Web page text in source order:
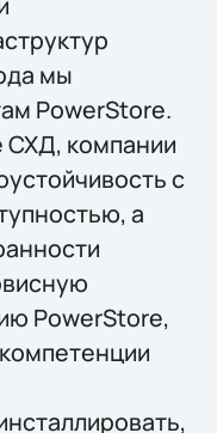
мы
PowerStore.
СХД, компании
с
а
PowerStore,